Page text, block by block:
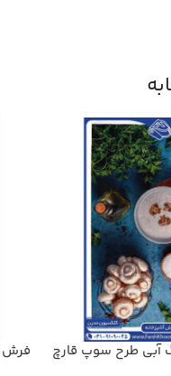
آبی طرح سوپ قارچ
فرش